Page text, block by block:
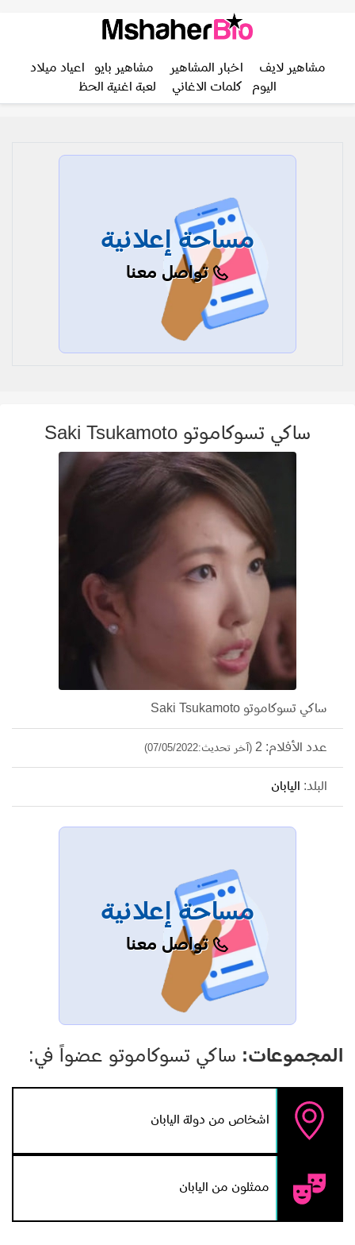
مشاهير لايف اخبار المشاهير مشاهير بايو
اعياد ميلاد
اليوم
كلمات الاغاني لعبة اغنية الحظ
مساحة إعلانية
تواصل معنا
ساكي تسوكاموتو Saki Tsukamoto
ساكي تسوكاموتو Saki Tsukamoto
عدد الأفلام: 2 (آخر تحديث:07/05/2022)
البلد: اليابان
مساحة إعلانية
تواصل معنا
المجموعات: ساكي تسوكاموتو عضواً في:
اشخاص من دولة اليابان
ممثلون من اليابان